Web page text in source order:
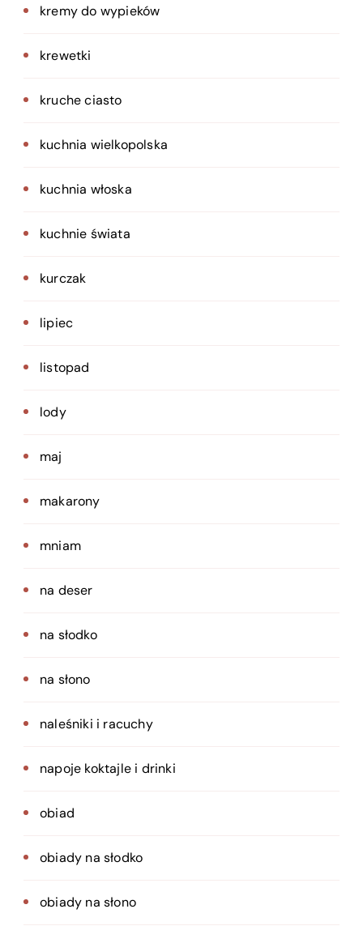
kremy do wypieków
krewetki
kruche ciasto
kuchnia wielkopolska
kuchnia włoska
kuchnie świata
kurczak
lipiec
listopad
lody
maj
makarony
mniam
na deser
na słodko
na słono
naleśniki i racuchy
napoje koktajle i drinki
obiad
obiady na słodko
obiady na słono